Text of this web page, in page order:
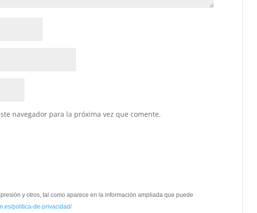
navegador para la próxima vez que comente.
y otros, tal como aparece en la información ampliada que puede
politica-de-privacidad/